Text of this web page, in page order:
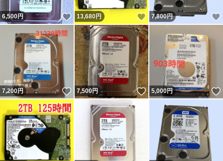
6,500円 いいね！
13,680円 いいね！
7,800円
7,200円 いいね！
7,500円 いいね！
5,000円